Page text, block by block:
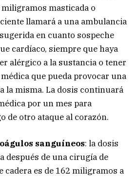
masticada o
llamará a una ambulancia
en cuanto sospeche
cardíaco, siempre que haya
alérgico a la sustancia o tener
que pueda provocar una
la misma. La dosis continuará
por un mes para
de otro ataque al corazón.
sanguíneos: la dosis
después de una cirugía de
cadera es de 162 miligramos a